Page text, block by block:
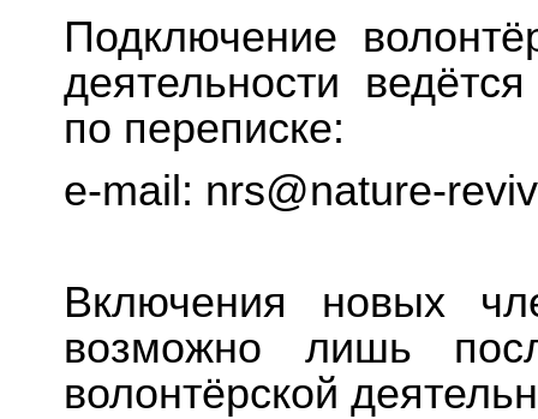
Подключение
деятельности
по переписке:
e-mail: nrs@nature-
Включения новых
возможно лишь
волонтёрской